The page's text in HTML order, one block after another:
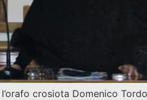
crosiota Domenico